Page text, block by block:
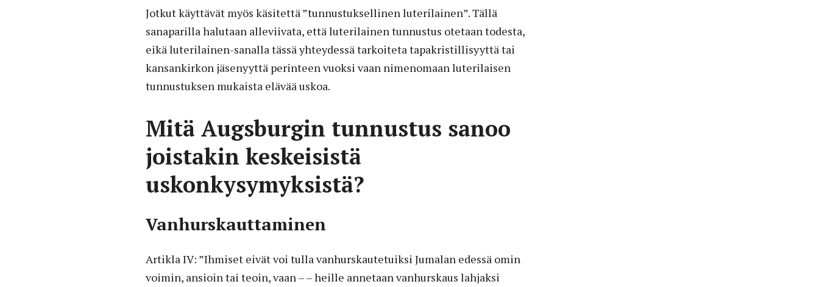
Jotkut käyttävät myös käsitettä ”tunnustuksellinen luterilainen”. Tällä
sanaparilla halutaan alleviivata, että luterilainen tunnustus otetaan todesta,
eikä luterilainen-sanalla tässä yhteydessä tarkoiteta tapakristillisyyttä tai
kansankirkon jäsenyyttä perinteen vuoksi vaan nimenomaan luterilaisen
tunnustuksen mukaista elävää uskoa.
Mitä Augsburgin tunnustus sanoo
joistakin keskeisistä
uskonkysymyksistä?
Vanhurskauttaminen
Artikla IV: ”Ihmiset eivät voi tulla vanhurskautetuiksi Jumalan edessä omin
voimin, ansioin tai teoin, vaan – – heille annetaan vanhurskaus lahjaksi